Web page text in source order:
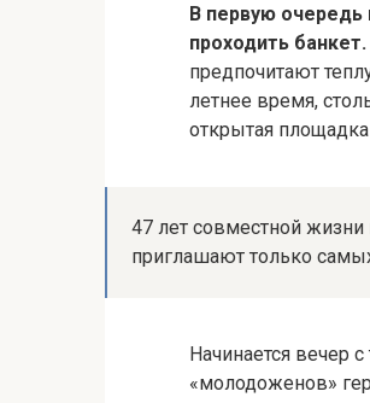
В первую очередь
проходить банкет.
предпочитают
летнее время,
открытая
47 лет совместной
приглашают только
Начинается вечер
«молодоженов»